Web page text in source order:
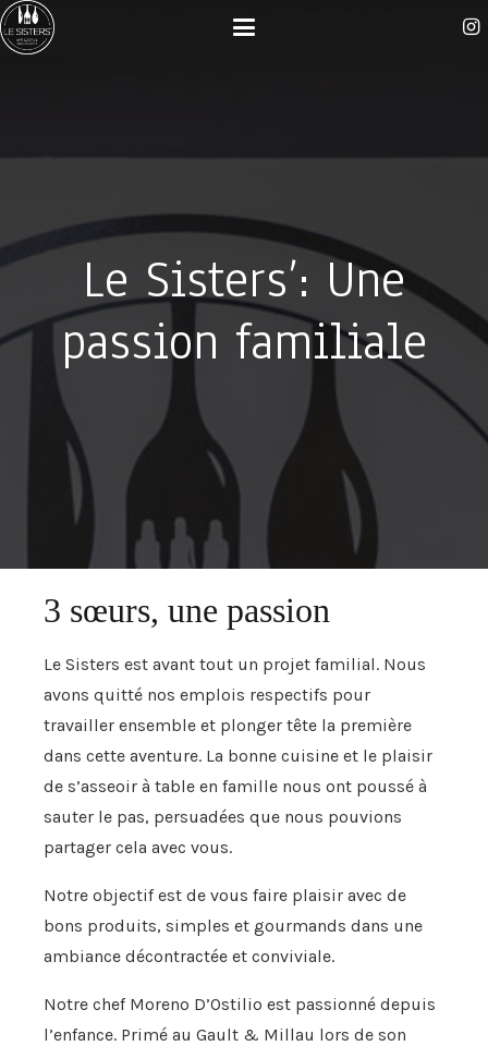
Le Sisters’: Une
passion familiale
3 sœurs, une passion
Le Sisters est avant tout un projet familial. Nous
avons quitté nos emplois respectifs pour
travailler ensemble et plonger tête la première
dans cette aventure. La bonne cuisine et le plaisir
de s’asseoir à table en famille nous ont poussé à
sauter le pas, persuadées que nous pouvions
partager cela avec vous.
Notre objectif est de vous faire plaisir avec de
bons produits, simples et gourmands dans une
ambiance décontractée et conviviale.
Notre chef Moreno D’Ostilio est passionné depuis
l’enfance. Primé au Gault & Millau lors de son